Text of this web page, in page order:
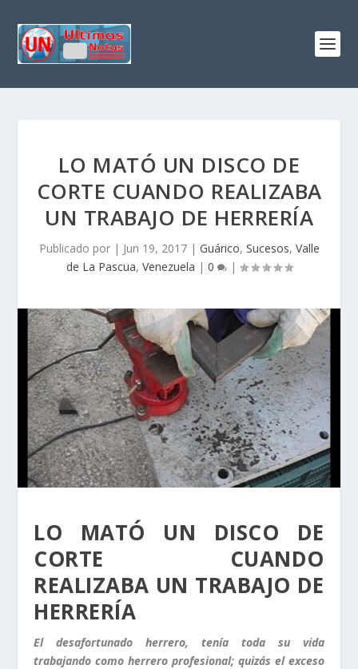
LO MATÓ UN DISCO DE
CORTE CUANDO REALIZABA
UN TRABAJO DE HERRERÍA
Publicado por | Jun 19, 2017| Guárico, Sucesos, Valle
de La Pascua, Venezuela | 0 |
LO MATÓ UN DISCO DE
CORTE CUANDO
REALIZABA UN TRABAJO DE
HERRERÍA
El desafortunado herrero, tenía toda su vida
trabajando como herrero profesional; quizás el exceso